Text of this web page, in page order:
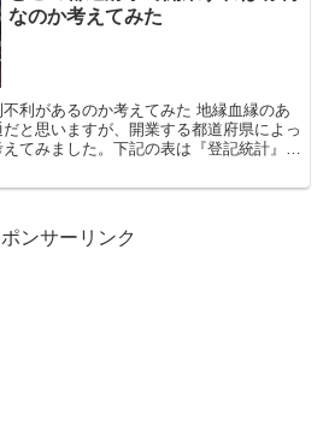
なのか考えてみた
利があるのか考えてみた 地縁血縁のあ
と思いますが、開業する都道府県によっ
てみました。下記の表は『登記統計』
ンサーリンク